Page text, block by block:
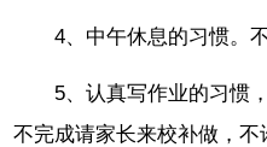
4、中午休息的习惯。
5、认真写作业的习惯
不完成请家长来校补做，不